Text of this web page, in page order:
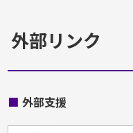
外部リンク
■ 外部支援